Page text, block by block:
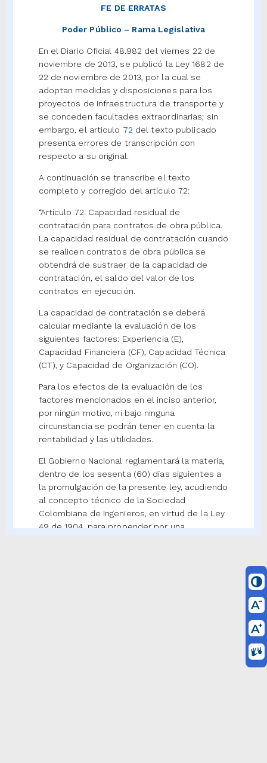
FE DE ERRATAS
Poder Público – Rama Legislativa
En el Diario Oficial 48.982 del viernes 22 de
noviembre de 2013, se publicó la Ley 1682 de
22 de noviembre de 2013, por la cual se
adoptan medidas y disposiciones para los
proyectos de infraestructura de transporte y
se conceden facultades extraordinarias; sin
embargo, el artículo 72 del texto publicado
presenta errores de transcripción con
respecto a su original.
A continuación se transcribe el texto
completo y corregido del artículo 72:
“Artículo 72. Capacidad residual de
contratación para contratos de obra pública.
La capacidad residual de contratación cuando
se realicen contratos de obra pública se
obtendrá de sustraer de la capacidad de
contratación, el saldo del valor de los
contratos en ejecución.
La capacidad de contratación se deberá
calcular mediante la evaluación de los
siguientes factores: Experiencia (E),
Capacidad Financiera (CF), Capacidad Técnica
(CT), y Capacidad de Organización (CO).
Para los efectos de la evaluación de los
factores mencionados en el inciso anterior,
por ningún motivo, ni bajo ninguna
circunstancia se podrán tener en cuenta la
rentabilidad y las utilidades.
El Gobierno Nacional reglamentará la materia,
dentro de los sesenta (60) días siguientes a
la promulgación de la presente ley, acudiendo
al concepto técnico de la Sociedad
Colombiana de Ingenieros, en virtud de la Ley
49 de 1904, para propender por una